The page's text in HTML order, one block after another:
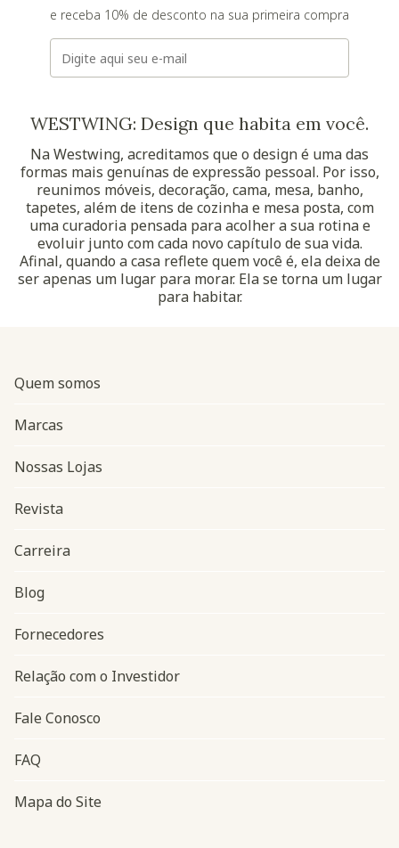
e receba 10% de desconto na sua primeira compra
E-mail
WESTWING: Design que habita em você.
Na Westwing, acreditamos que o design é uma das
formas mais genuínas de expressão pessoal. Por isso,
reunimos móveis, decoração, cama, mesa, banho,
tapetes, além de itens de cozinha e mesa posta, com
uma curadoria pensada para acolher a sua rotina e
evoluir junto com cada novo capítulo de sua vida.
Afinal, quando a casa reflete quem você é, ela deixa de
ser apenas um lugar para morar. Ela se torna um lugar
para habitar.
Navegação do rodapé
Quem somos
Marcas
Nossas Lojas
Revista
Carreira
Blog
Fornecedores
Relação com o Investidor
Fale Conosco
FAQ
Mapa do Site